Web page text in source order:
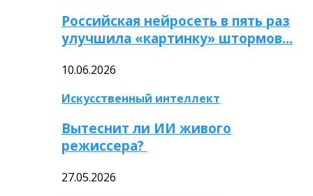
Российская нейросеть в пять раз
улучшила «картинку» штормов…
10.06.2026
Искусственный интеллект
Вытеснит ли ИИ живого
режиссера?
27.05.2026